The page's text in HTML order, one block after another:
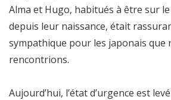
Alma et Hugo, habitués à être sur
depuis leur naissance, était
sympathique pour les japonais que
rencontrions.
Aujourd’hui, l’état d’urgence est